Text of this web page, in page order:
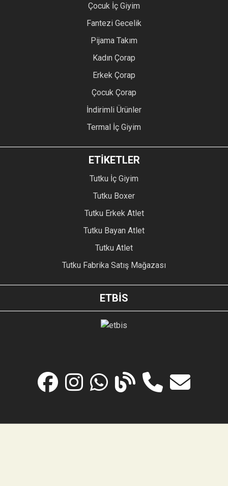
Çocuk İç Giyim
Fantezi Gecelik
Pijama Takım
Kadın Çorap
Erkek Çorap
Çocuk Çorap
İndirimli Ürünler
Termal İç Giyim
ETİKETLER
Tutku İç Giyim
Tutku Boxer
Tutku Erkek Atlet
Tutku Bayan Atlet
Tutku Atlet
Tutku Fabrika Satış Mağazası
ETBİS